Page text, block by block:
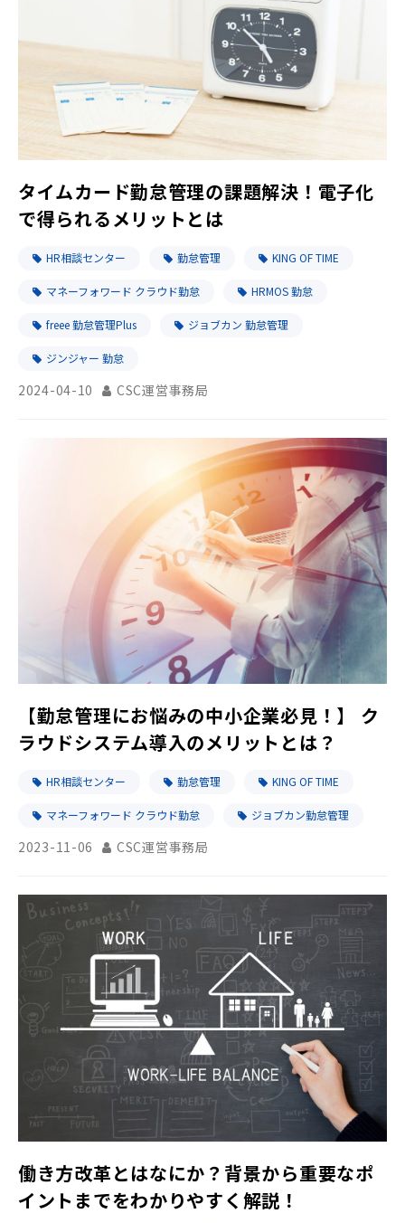
タイムカード勤怠管理の課題解決！電子化
で得られるメリットとは
HR相談センター 勤怠管理 KING OF TIME
マネーフォワード クラウド勤怠 HRMOS 勤怠
freee 勤怠管理Plus ジョブカン 勤怠管理
ジンジャー 勤怠
2024-04-10 CSC運営事務局
【勤怠管理にお悩みの中小企業必見！】 ク
ラウドシステム導入のメリットとは？
HR相談センター 勤怠管理 KING OF TIME
マネーフォワード クラウド勤怠 ジョブカン勤怠管理
2023-11-06 CSC運営事務局
働き方改革とはなにか？背景から重要なポ
イントまでをわかりやすく解説！